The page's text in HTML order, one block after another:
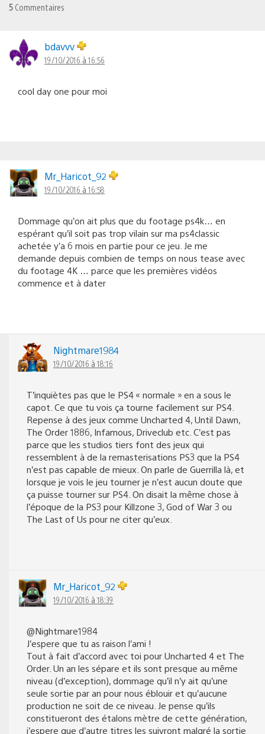
5 Commentaires
bdavvv
19/10/2016 à 16:56
cool day one pour moi
Mr_Haricot_92
19/10/2016 à 16:58
Dommage qu’on ait plus que du footage ps4k… en
espérant qu’il soit pas trop vilain sur ma ps4classic
achetée y’a 6 mois en partie pour ce jeu. Je me
demande depuis combien de temps on nous tease avec
du footage 4K … parce que les premières vidéos
commence et à dater
Nightmare1984
19/10/2016 à 18:16
T’inquiètes pas que le PS4 « normale » en a sous le
capot. Ce que tu vois ça tourne facilement sur PS4.
Repense à des jeux comme Uncharted 4, Until Dawn,
The Order 1886, Infamous, Driveclub etc. C’est pas
parce que les studios tiers font des jeux qui
ressemblent à de la remasterisations PS3 que la PS4
n’est pas capable de mieux. On parle de Guerrilla là, et
lorsque je vois le jeu tourner je n’est aucun doute que
ça puisse tourner sur PS4. On disait la même chose à
l’époque de la PS3 pour Killzone 3, God of War 3 ou
The Last of Us pour ne citer qu’eux.
Mr_Haricot_92
19/10/2016 à 18:39
@Nightmare1984
J’espere que tu as raison l’ami !
Tout à fait d’accord avec toi pour Uncharted 4 et The
Order. Un an les sépare et ils sont presque au même
niveau (d’exception), dommage qu’il n’y ait qu’une
seule sortie par an pour nous éblouir et qu’aucune
production ne soit de ce niveau. Je pense qu’ils
constitueront des étalons mètre de cette génération,
j’espere que d’autre titres les suivront malgré la sortie